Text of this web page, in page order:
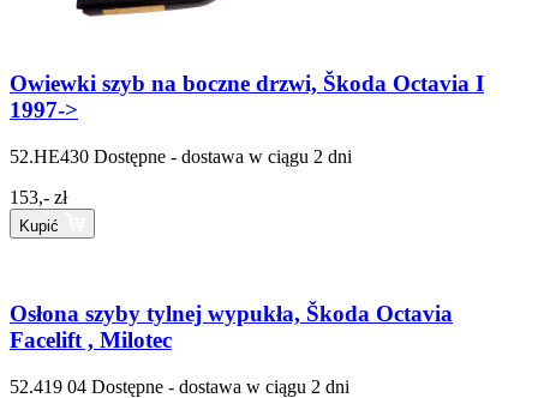
Owiewki szyb na boczne drzwi, Škoda Octavia I
1997->
52.HE430 Dostępne - dostawa w ciągu 2 dni
153,- zł
Kupić
Osłona szyby tylnej wypukła, Škoda Octavia
Facelift , Milotec
52.419 04 Dostępne - dostawa w ciągu 2 dni